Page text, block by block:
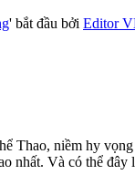
' bắt đầu bởi Editor
Thao, niềm hy
nhất. Và có thể